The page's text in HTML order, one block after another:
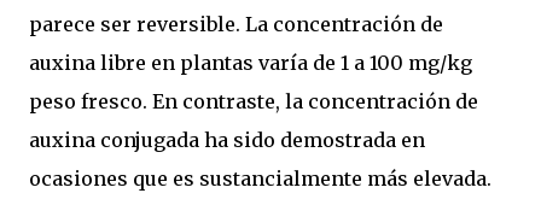
parece ser reversible. La concentración de
auxina libre en plantas varía de 1 a 100 mg/kg
peso fresco. En contraste, la concentración de
auxina conjugada ha sido demostrada en
ocasiones que es sustancialmente más elevada.